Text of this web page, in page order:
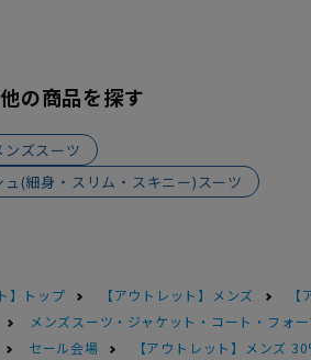
の商品を探す
ンズスーツ
(細身・スリム・スキニー)スーツ
】トップ 【アウトレット】メンズ
メンズスーツ・ジャケット・コート・フォ
セール会場
【アウトレット】メンズ